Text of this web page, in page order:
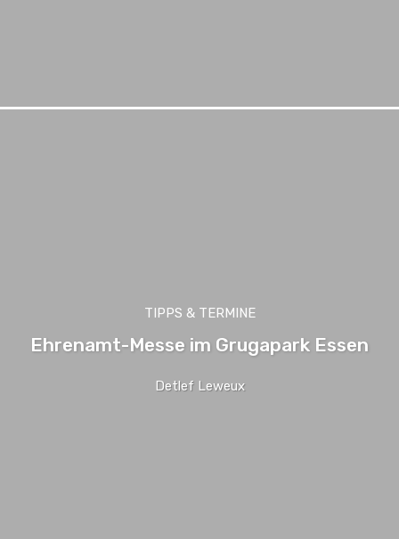
TIPPS & TERMINE
Ehrenamt-Messe im Grugapark Essen
Detlef Leweux